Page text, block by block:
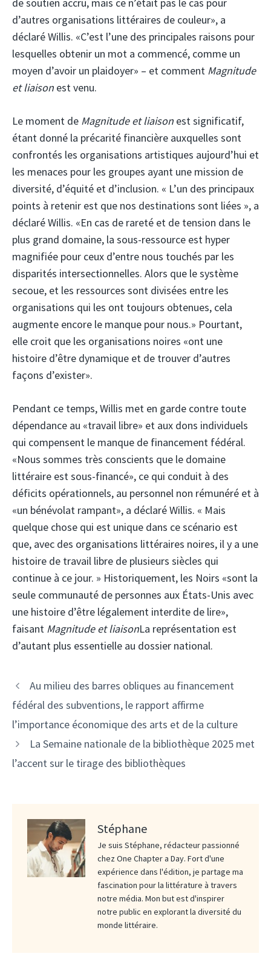
de soutien accru, mais ce n’était pas le cas pour
d’autres organisations littéraires de couleur», a
déclaré Willis. «C’est l’une des principales raisons pour
lesquelles obtenir un mot a commencé, comme un
moyen d’avoir un plaidoyer» – et comment Magnitude
et liaison est venu.
Le moment de Magnitude et liaison est significatif,
étant donné la précarité financière auxquelles sont
confrontés les organisations artistiques aujourd’hui et
les menaces pour les groupes ayant une mission de
diversité, d’équité et d’inclusion. « L’un des principaux
points à retenir est que nos destinations sont liées », a
déclaré Willis. «En cas de rareté et de tension dans le
plus grand domaine, la sous-ressource est hyper
magnifiée pour ceux d’entre nous touchés par les
disparités intersectionnelles. Alors que le système
secoue, et les ressources sont divisées entre les
organisations qui les ont toujours obtenues, cela
augmente encore le manque pour nous.» Pourtant,
elle croit que les organisations noires «ont une
histoire d’être dynamique et de trouver d’autres
façons d’exister».
Pendant ce temps, Willis met en garde contre toute
dépendance au «travail libre» et aux dons individuels
qui compensent le manque de financement fédéral.
«Nous sommes très conscients que le domaine
littéraire est sous-financé», ce qui conduit à des
déficits opérationnels, au personnel non rémunéré et à
«un bénévolat rampant», a déclaré Willis. « Mais
quelque chose qui est unique dans ce scénario est
que, avec des organisations littéraires noires, il y a une
histoire de travail libre de plusieurs siècles qui
continue à ce jour. » Historiquement, les Noirs «sont la
seule communauté de personnes aux États-Unis avec
une histoire d’être légalement interdite de lire»,
faisant Magnitude et liaisonLa représentation est
d’autant plus essentielle au dossier national.
Au milieu des barres obliques au financement
fédéral des subventions, le rapport affirme
l’importance économique des arts et de la culture
La Semaine nationale de la bibliothèque 2025 met
l’accent sur le tirage des bibliothèques
Stéphane
Je suis Stéphane, rédacteur passionné
chez One Chapter a Day. Fort d'une
expérience dans l'édition, je partage ma
fascination pour la littérature à travers
notre média. Mon but est d'inspirer
notre public en explorant la diversité du
monde littéraire.